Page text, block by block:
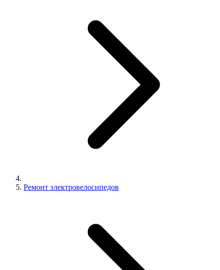
Ремонт электровелосипедов